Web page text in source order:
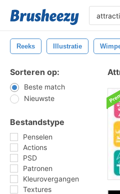
Reeks Illustratie
Sorteren op:
Beste match
Nieuwste
Bestandstype
Penselen
Actions
PSD
Patronen
Kleurovergangen
Textures